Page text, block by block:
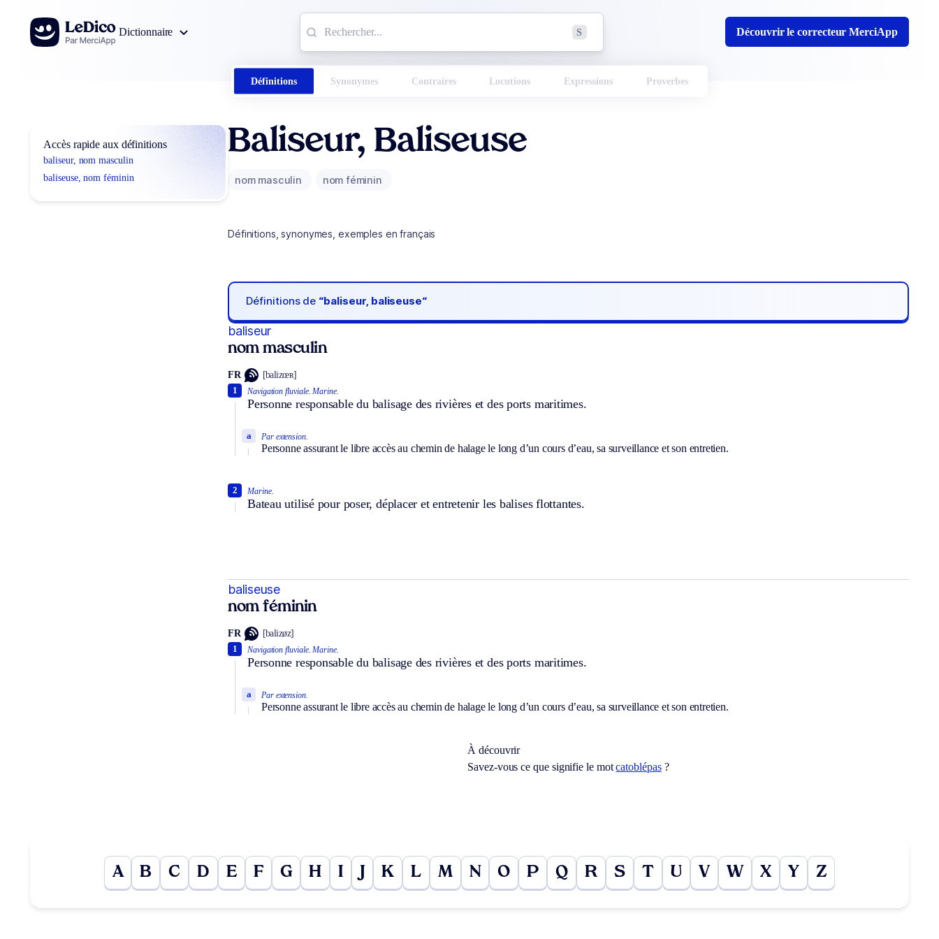
Aller au contenu
Dictionnaire
S Découvrir le correcteur MerciApp
Définitions Synonymes Contraires Locutions Expressions Proverbes
Accès rapide aux définitions
baliseur, nom masculin
baliseuse, nom féminin
Baliseur, Baliseuse
nom masculin nom féminin
Définitions, synonymes, exemples en français
Définitions de “baliseur, baliseuse“
baliseur
nom masculin
FR [balizœʀ]
Navigation fluviale. Marine.
Personne responsable du balisage des rivières et des ports maritimes.
1
Par extension.
Personne assurant le libre accès au chemin de halage le long d’un cours d’eau, sa surveillance et son entretien.
a
Marine.
Bateau utilisé pour poser, déplacer et entretenir les balises flottantes.
2
baliseuse
nom féminin
FR [balizøz]
Navigation fluviale. Marine.
Personne responsable du balisage des rivières et des ports maritimes.
1
Par extension.
Personne assurant le libre accès au chemin de halage le long d’un cours d’eau, sa surveillance et son entretien.
a
À découvrir
Savez-vous ce que signifie le motcatoblépas?
A B C D E F G H I K L M N O P Q R S T U V W X Y Z